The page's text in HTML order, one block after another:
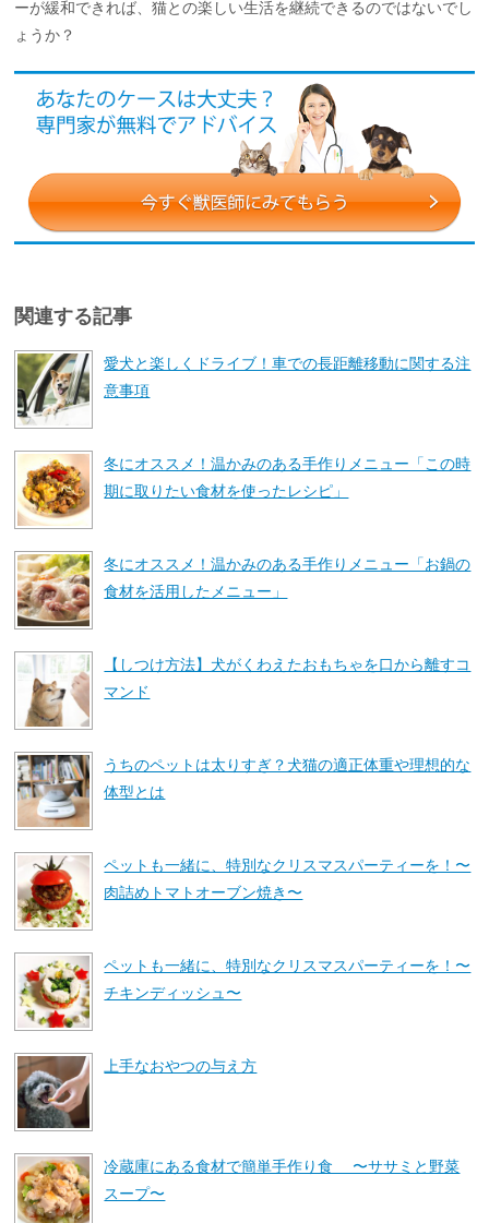
ーが緩和できれば、猫との楽しい生活を継続できるのではないでし
ょうか？
関連する記事
愛犬と楽しくドライブ！車での長距離移動に関する注
意事項
冬にオススメ！温かみのある手作りメニュー「この時
期に取りたい食材を使ったレシピ」
冬にオススメ！温かみのある手作りメニュー「お鍋の
食材を活用したメニュー」
【しつけ方法】犬がくわえたおもちゃを口から離すコ
マンド
うちのペットは太りすぎ？犬猫の適正体重や理想的な
体型とは
ペットも一緒に、特別なクリスマスパーティーを！〜
肉詰めトマトオーブン焼き〜
ペットも一緒に、特別なクリスマスパーティーを！〜
チキンディッシュ〜
上手なおやつの与え方
冷蔵庫にある食材で簡単手作り食 〜ササミと野菜
スープ〜